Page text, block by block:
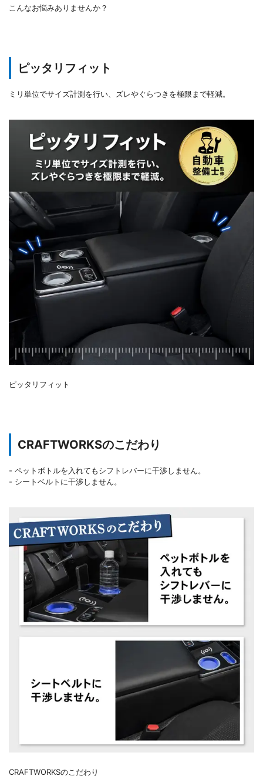
こんなお悩みありませんか？
ピッタリフィット
ミリ単位でサイズ計測を行い、ズレやぐらつきを極限まで軽減。
ピッタリフィット
CRAFTWORKSのこだわり
- ペットボトルを入れてもシフトレバーに干渉しません。
- シートベルトに干渉しません。
CRAFTWORKSのこだわり